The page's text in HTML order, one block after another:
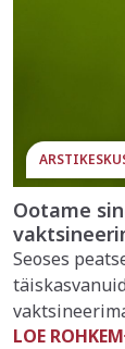
Ootame
Seoses
LOE ROHKEM